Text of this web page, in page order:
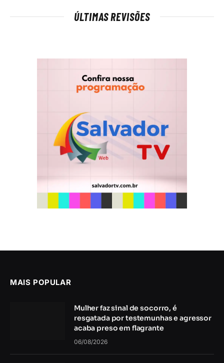
ÚLTIMAS REVISÕES
MAIS POPULAR
Mulher faz sinal de socorro, é
resgatada por testemunhas e agressor
acaba preso em flagrante
06/08/2026